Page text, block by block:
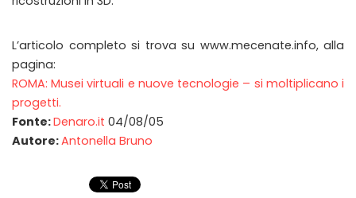
L’articolo completo si trova su www.mecenate.info, alla
pagina:
ROMA: Musei virtuali e nuove tecnologie – si moltiplicano i
progetti.
Fonte:Denaro.it 04/08/05
Autore:Antonella Bruno